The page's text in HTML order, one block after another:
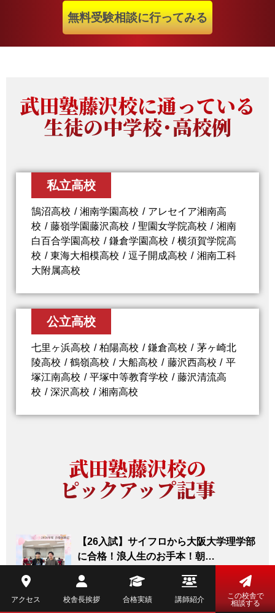
無料受験相談に行ってみる
武田塾藤沢校に通っている
生徒の中学校・高校例
私立高校
鵠沼高校 湘南学園高校
アレセイア湘南高
校
藤嶺学園藤沢高校 聖園女学院高校
湘南
白百合学園高校
鎌倉学園高校
横須賀学院高
校
東海大相模高校 逗子開成高校
湘南工科
大附属高校
公立高校
七里ヶ浜高校 柏陽高校 鎌倉高校
茅ヶ崎北
陵高校
鶴嶺高校 大船高校 藤沢西高校
平
塚江南高校
平塚中等教育学校
藤沢清流高
校
深沢高校 湘南高校
武田塾藤沢校の
ピックアップ記事
【26入試】サイフロから大阪大学理学部
に合格！浪人生のお手本！朝…
る、 大学受験の個別指導塾 ｢日本初！授業をし
ない塾」 武田塾藤沢校です。 &nbsp; お名前 ..
アクセス 校舎長挨拶 合格実績 講師紹介
この校舎で
相談する